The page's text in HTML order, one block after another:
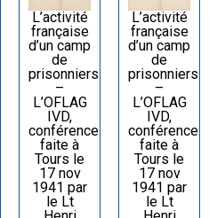
L’activité
française
d’un camp
de
prisonniers
–
L’OFLAG
IVD,
conférence
faite à
Tours le
17 nov
1941 par
le Lt
L’activité
française
d’un camp
de
prisonniers
–
L’OFLAG
IVD,
conférence
faite à
Tours le
17 nov
1941 par
le Lt